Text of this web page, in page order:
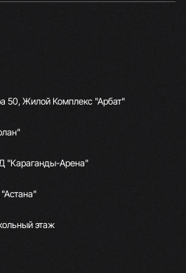
50, Жилой Комплекс "Арбат"
"Караганды-Арена"
этаж